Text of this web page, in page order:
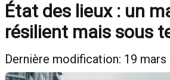
État des lieux : un
résilient mais sous
Dernière modification: 19 mars